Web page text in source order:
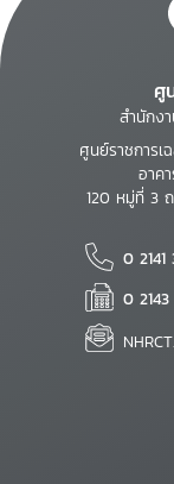
ศู
สำนักง
ศูนย์ราชการ
อาค
120 หมู่ที่ 3
0 2141
0